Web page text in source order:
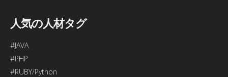
人気の人材タグ
#JAVA
#PHP
#RUBY/Python